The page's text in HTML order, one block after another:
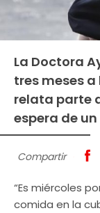
La Doctora
tres meses
relata parte
espera de
Compartir
“Es miércoles
comida en la